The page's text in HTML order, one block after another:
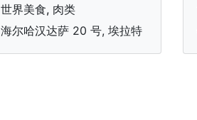
世界美食, 肉类
海尔哈汉达萨 20 号, 埃拉特